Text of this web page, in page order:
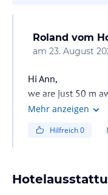
Roland vom
am 23. August
Hi Ann,
we are just 50 m
Free of charge ski
(600 m away).
Mehr anzeigen
Hilfreich0